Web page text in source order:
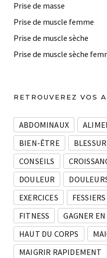
Prise de masse
Prise de muscle femme
Prise de muscle sèche
Prise de muscle sèche
RETROUVEREZ VOS
ABDOMINAUX
BIEN-ÊTRE
CONSEILS
DOULEUR
EXERCICES
FESSIERS
FITNESS
GAGNER EN
HAUT DU CORPS
MAIGRIR RAPIDEMENT